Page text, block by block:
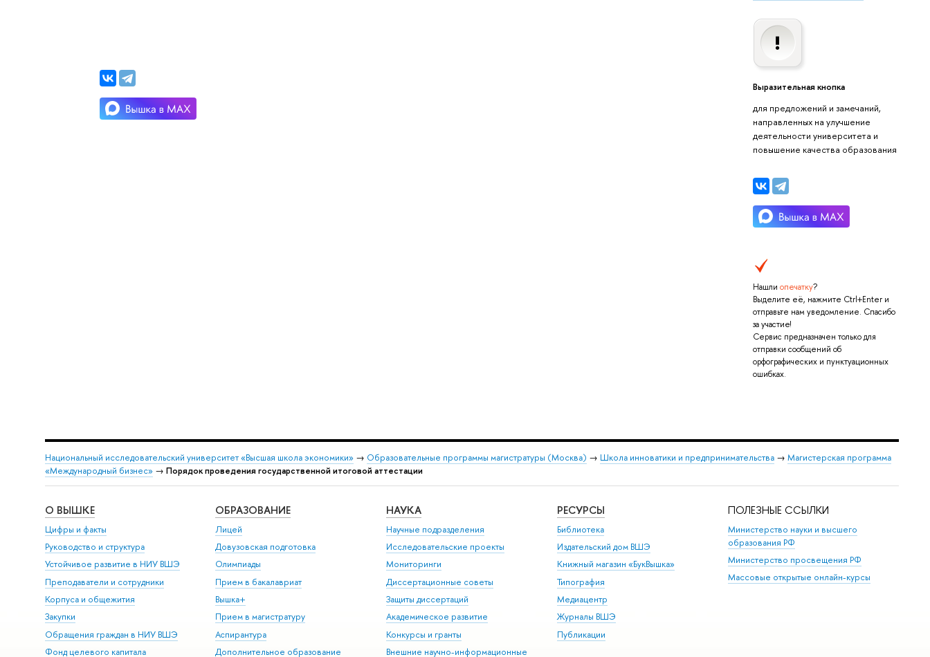
Выразительная кнопка
для предложений и замечаний,
направленных на улучшение
деятельности университета и
повышение качества образования
Нашли опечатку?
Выделите её, нажмите Ctrl+Enter и
отправьте нам уведомление. Спасибо
за участие!
Сервис предназначен только для
отправки сообщений об
орфографических и пунктуационных
ошибках.
Национальный исследовательский университет «Высшая школа экономики» → Образовательные программы магистратуры (Москва) → Школа инноватики и предпринимательства→ Магистерская программа
«Международный бизнес» → Порядок проведения государственной итоговой аттестации
О ВЫШКЕ
Цифры и факты
Руководство и структура
Устойчивое развитие в НИУ ВШЭ
Преподаватели и сотрудники
Корпуса и общежития
Закупки
Обращения граждан в НИУ ВШЭ
Фонд целевого капитала
ОБРАЗОВАНИЕ
Лицей
Довузовская подготовка
Олимпиады
Прием в бакалавриат
Вышка+
Прием в магистратуру
Аспирантура
Дополнительное образование
НАУКА
Научные подразделения
Исследовательские проекты
Мониторинги
Диссертационные советы
Защиты диссертаций
Академическое развитие
Конкурсы и гранты
Внешние научно-информационные
РЕСУРСЫ
Библиотека
Издательский дом ВШЭ
Книжный магазин «БукВышка»
Типография
Медиацентр
Журналы ВШЭ
Публикации
ПОЛЕЗНЫЕ ССЫЛКИ
Министерство науки и высшего
образования РФ
Министерство просвещения РФ
Массовые открытые онлайн-курсы